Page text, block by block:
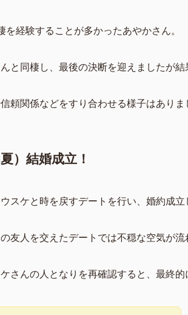
を経験することが多かったあやかさん。
と同棲し、最後の決断を迎えましたが結
頼関係などをすり合わせる様子はありま
）結婚成立！
スケと時を戻すデートを行い、婚約成立
友人を交えたデートでは不穏な空気が流
さんの人となりを再確認すると、最終的